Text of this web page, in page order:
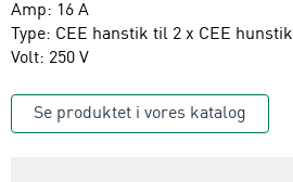
Amp: 16 A
Type: CEE hanstik til 2 x CEE hunstik
Volt: 250 V
Se produktet i vores katalog